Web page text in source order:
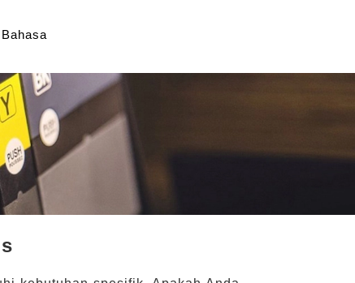
Bahasa